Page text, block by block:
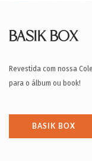
BASIK BOX
Revestida com nossa
para o álbum ou book!
BASIK BOX